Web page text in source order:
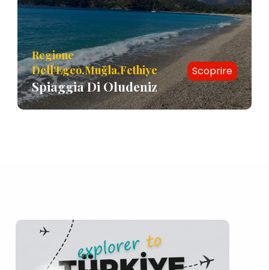
Regione
Dell'Egeo,Muğla,Fethiye
Spiaggia Di Oludeniz
Scoprire